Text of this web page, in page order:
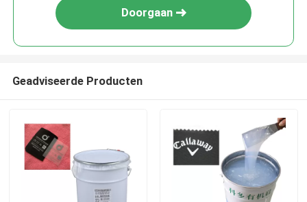
Doorgaan
Geadviseerde Producten